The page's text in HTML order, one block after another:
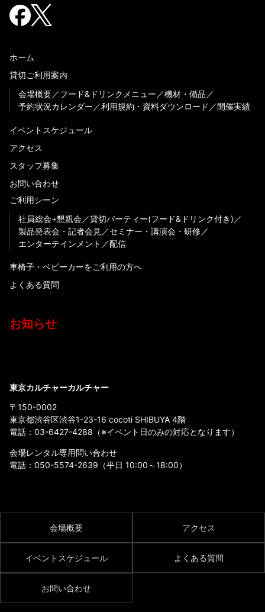
ホーム
貸切ご利用案内
会場概要
フード&ドリンクメニュー
機材・備品
予約状況カレンダー
利用規約・資料ダウンロード 開催実績
イベントスケジュール
アクセス
スタッフ募集
お問い合わせ
ご利用シーン
社員総会+懇親会
貸切パーティー(フード&ドリンク付き)
製品発表会・記者会見
セミナー・講演会・研修
エンターテインメント
配信
車椅子・ベビーカーをご利用の方へ
よくある質問
お知らせ
東京カルチャーカルチャー
〒150-0002
東京都渋谷区渋谷1-23-16 cocoti SHIBUYA 4階
電話： 03-6427-4288 （※イベント日のみの対応となります）
会場レンタル専用問い合わせ
電話： 050-5574-2639 （平日 10:00～18:00）
会場概要 アクセス
イベントスケジュール よくある質問
お問い合わせ